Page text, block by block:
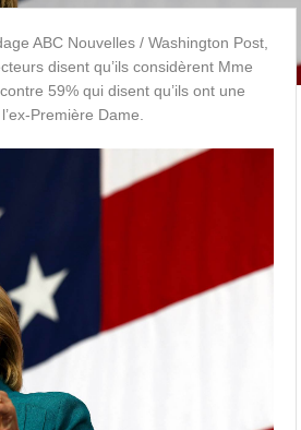
ABC Nouvelles / Washington Post,
disent qu’ils considèrent Mme
59% qui disent qu’ils ont une
Première Dame.